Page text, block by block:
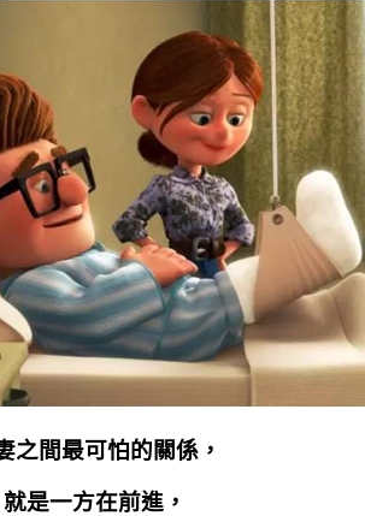
之間最可怕的關係，
就是一方在前進，